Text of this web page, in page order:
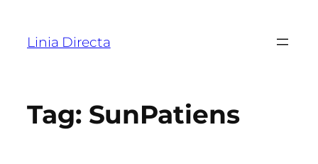
Linia Directa
Tag: SunPatiens